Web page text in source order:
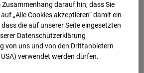
09.07.2026 07:30
Zusammenhang darauf hin, dass Sie
„Alle Cookies akzeptieren“ damit ein­
die auf unserer Seite eingesetzten
Datenschutzerklärung
von uns und von den Drittanbietern
verwendet werden dürfen.